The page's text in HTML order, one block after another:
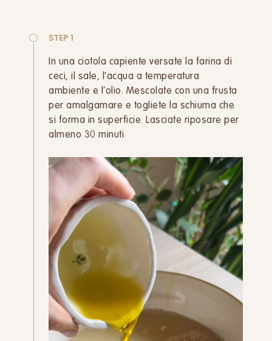
STEP 1
In una ciotola capiente versate la farina di
ceci, il sale, l'acqua a temperatura
ambiente e l’olio. Mescolate con una frusta
per amalgamare e togliete la schiuma che
si forma in superficie. Lasciate riposare per
almeno 30 minuti.